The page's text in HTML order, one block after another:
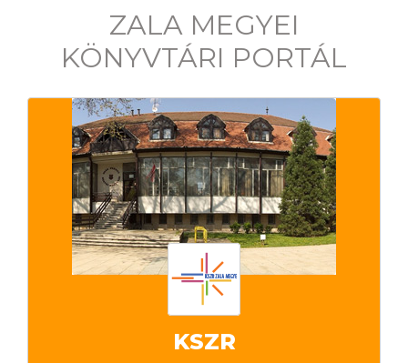
ZALA MEGYEI
KÖNYVTÁRI PORTÁL
KSZR